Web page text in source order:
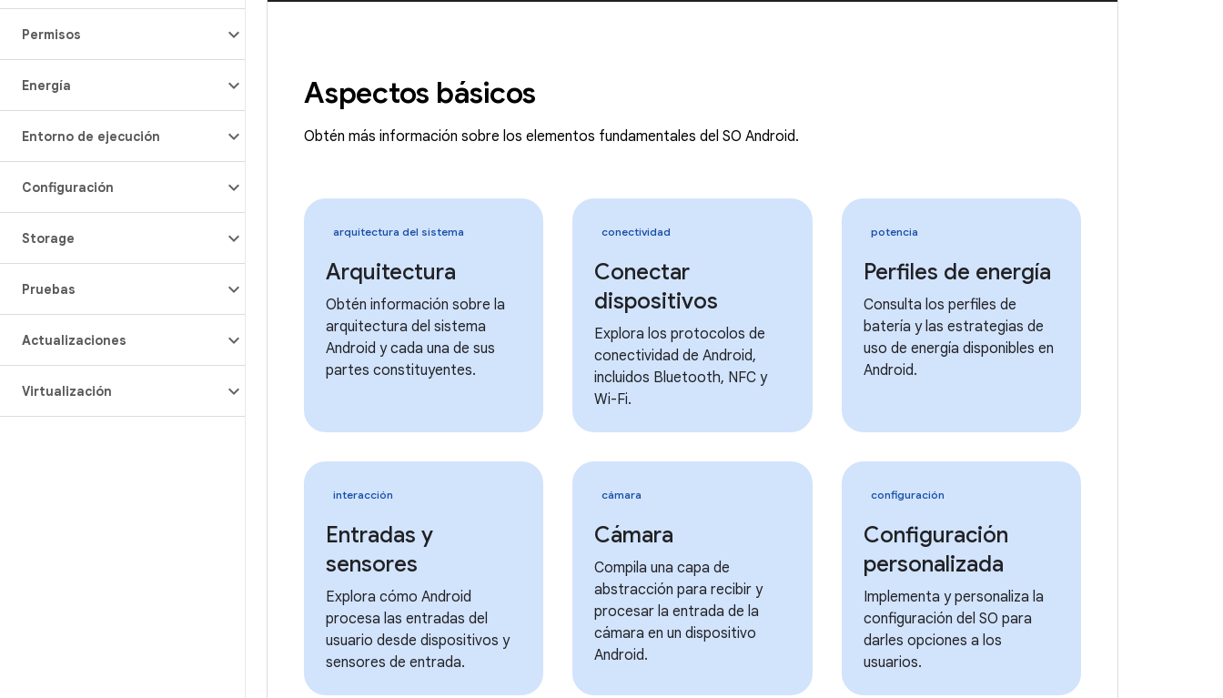
Permisos
Energía
Entorno de ejecución
Configuración
Storage
Pruebas
Actualizaciones
Virtualización
Aspectos básicos
Obtén más información sobre los elementos fundamentales del SO Android.
arquitectura del sistema
Arquitectura
Obtén información sobre la
arquitectura del sistema
Android y cada una de sus
partes constituyentes.
conectividad
Conectar
dispositivos
Explora los protocolos de
conectividad de Android,
incluidos Bluetooth, NFC y
Wi-Fi.
potencia
Perfiles de energía
Consulta los perfiles de
batería y las estrategias de
uso de energía disponibles en
Android.
interacción
Entradas y
sensores
Explora cómo Android
procesa las entradas del
usuario desde dispositivos y
sensores de entrada.
cámara
Cámara
Compila una capa de
abstracción para recibir y
procesar la entrada de la
cámara en un dispositivo
Android.
configuración
Configuración
personalizada
Implementa y personaliza la
configuración del SO para
darles opciones a los
usuarios.